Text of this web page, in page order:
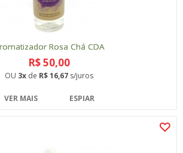
Rosa Chá CDA
R$ 50,00
OU 3x de R$ 16,67 s/juros
VER MAIS ESPIAR